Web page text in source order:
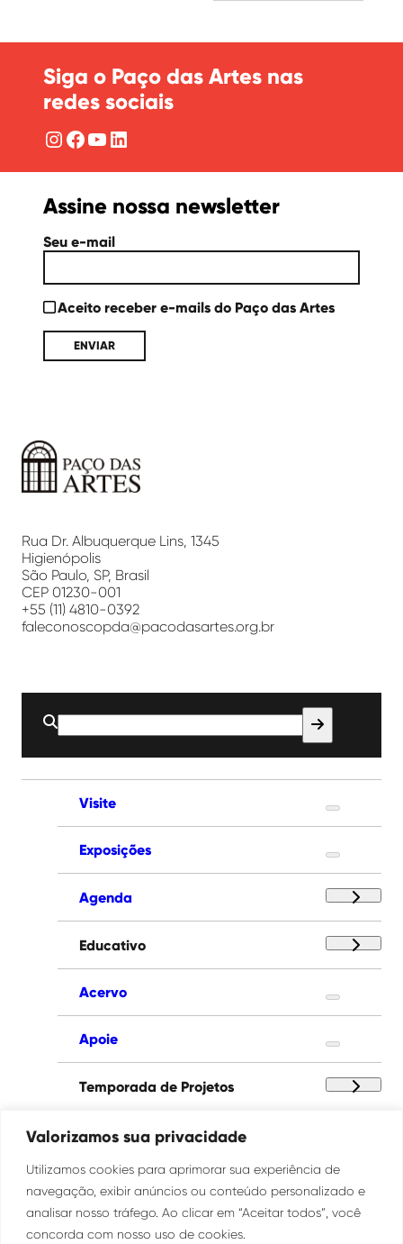
Valorizamos sua privacidade
Utilizamos cookies para aprimorar sua experiência de
navegação, exibir anúncios ou conteúdo personalizado e
analisar nosso tráfego. Ao clicar em “Aceitar todos”, você
concorda com nosso uso de cookies.
Siga o Paço das Artes nas
redes sociais
Instagram
Facebook
YouTube
LinkedIn
Assine nossa newsletter
Seu e-mail
Aceito receber e-mails do Paço das Artes
Artes
Rua Dr. Albuquerque Lins, 1345
Higienópolis
São Paulo, SP, Brasil
CEP 01230-001
+55 (11) 4810-0392
faleconoscopda@pacodasartes.org.br
Buscar
por:
Visite
Exposições
Agenda
Educativo
Acervo
Apoie
Temporada de Projetos
Paço das Artes
Institucional